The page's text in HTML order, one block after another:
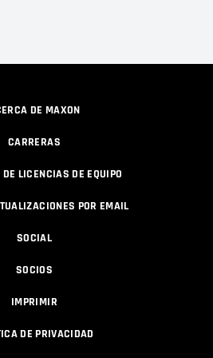
DE MAXON
CARRERAS
LICENCIAS DE EQUIPO
POR EMAIL
SOCIAL
SOCIOS
IMPRIMIR
DE PRIVACIDAD